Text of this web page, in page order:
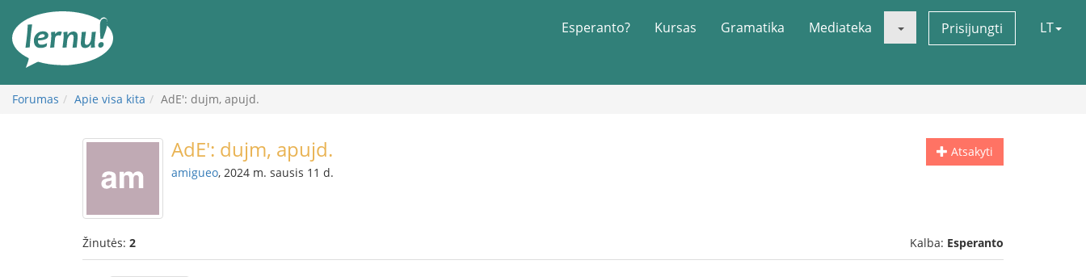
turinį
Esperanto? Kursas Gramatika Mediateka Prisijungti LT
Forumas Apie visa kita AdE': dujm, apujd.
Atsakyti
AdE': dujm, apujd.
amigueo, 2024 m. sausis 11 d.
Žinutės: 2 Kalba: Esperanto